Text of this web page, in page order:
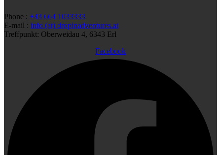
Phone : +43 664 1033333
E-mail : info (at) dropinadventures.at
Treffpunkt: Oberweidau 4, 6343 Erl
Facebook